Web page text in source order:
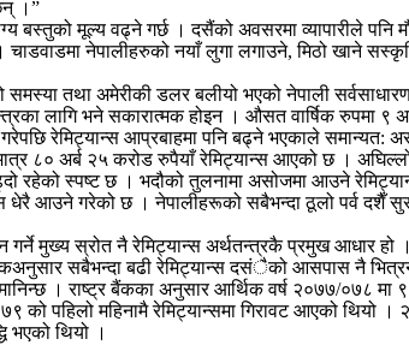
।”
बस्तुको मूल्य वढ्ने गर्छ । दसैंको अवसरमा व्यापारीले
चाडवाडमा नेपालीहरुको नयाँ लुगा लगाउने, मिठो खाने
समस्या तथा अमेरीकी डलर बलीयो भएको नेपाली
लागि भने सकारात्मक होइन । औसत वार्षिक रुपमा
रेमिट्यान्स आप्रबाहमा पनि बढ्ने भएकाले समान्यत:
८० अर्ब २५ करोड रुपैयाँ रेमिट्यान्स आएको छ ।
रहेको स्पष्ट छ । भदौको तुलनामा असोजमा आउने
धेरै आउने गरेको छ । नेपालीहरूको सबैभन्दा ठूलो पर्व दशैँ
गर्ने मुख्य स्रोत नै रेमिट्यान्स अर्थतन्त्रकै प्रमुख आधार
सबैभन्दा बढी रेमिट्यान्स दसंैको आसपास नै
। राष्ट्र बैंकका अनुसार आर्थिक वर्ष २०७७/०७८ मा ९
को पहिलो महिनामै रेमिट्यान्समा गिरावट आएको
भएको थियो ।